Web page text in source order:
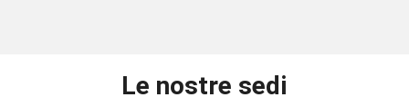
Le nostre sedi